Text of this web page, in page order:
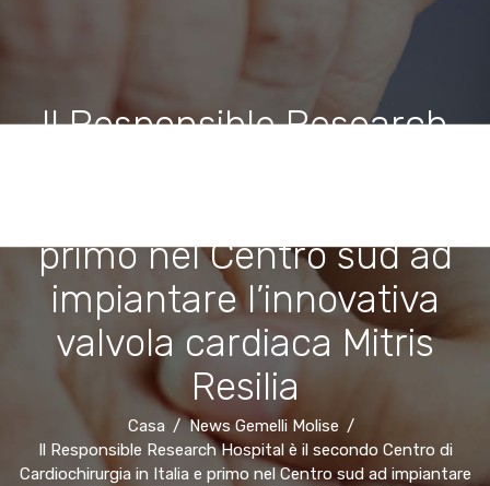
Il Responsible Research
primo nel Centro sud ad
impiantare l’innovativa
valvola cardiaca Mitris
Resilia
Casa
News Gemelli Molise
Il Responsible Research Hospital è il secondo Centro di
Cardiochirurgia in Italia e primo nel Centro sud ad impiantare